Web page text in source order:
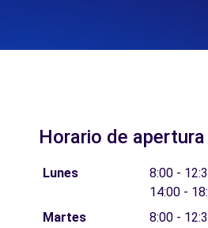
Horario de apertura
Lunes
8:00 -
14:00 -
Martes
8:00 -